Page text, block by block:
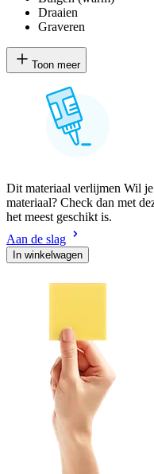
Draaien
Graveren
Toon meer
Dit materiaal verlijmen Wil
materiaal? Check dan met
het meest geschikt is.
Aan de slag
In winkelwagen